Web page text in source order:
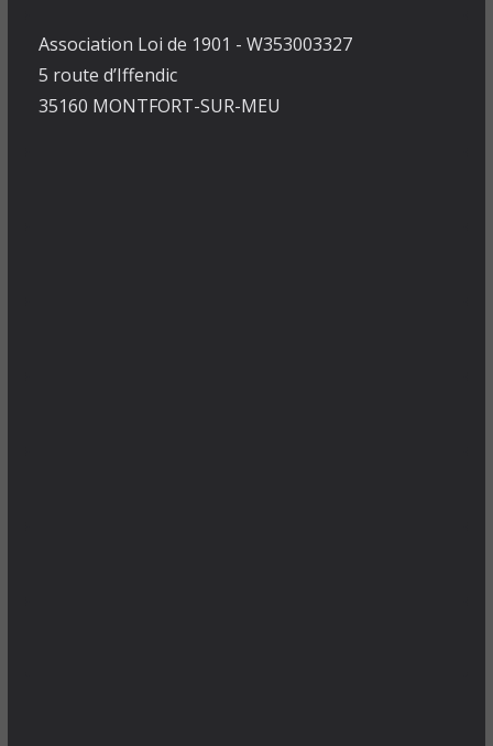
Association Loi de 1901 - W353003327
5 route d’Iffendic
35160 MONTFORT-SUR-MEU